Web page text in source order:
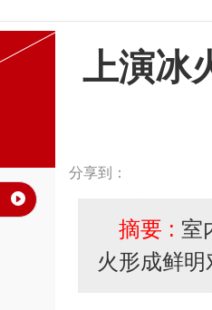
上演冰
分享到：
摘要 : 室
火形成鲜明